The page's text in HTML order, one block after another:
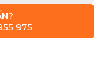
975